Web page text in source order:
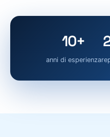
10+
anni di esperienza